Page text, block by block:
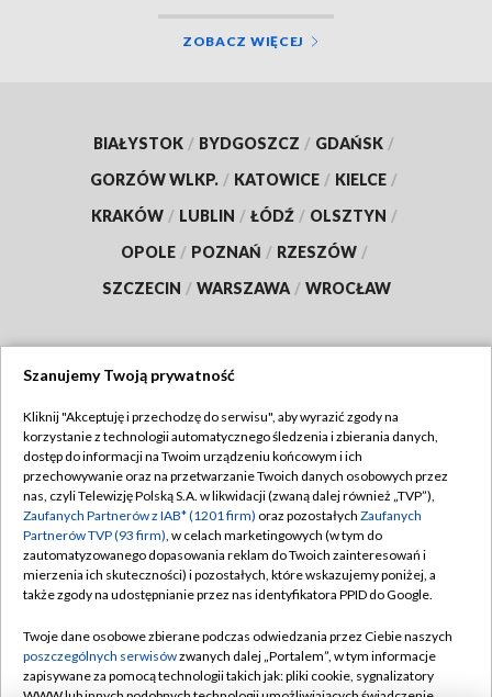
ZOBACZ WIĘCEJ
BIAŁYSTOK / BYDGOSZCZ / GDAŃSK /
GORZÓW WLKP. / KATOWICE / KIELCE /
KRAKÓW / LUBLIN / ŁÓDŹ / OLSZTYN /
OPOLE / POZNAŃ / RZESZÓW /
SZCZECIN / WARSZAWA / WROCŁAW
TVP
Abonament TVP
Emisja w TVP
Centrum informacji TVP
Naziemna Telewizja Cyfrowa
Rada Programowa
System NOS
Regulamin TVP
Polityka prywatności
Moje zgody
Pomoc
Kontakt
Szanujemy Twoją prywatność
Kliknij "Akceptuję i przechodzę do serwisu", aby wyrazić zgody na
korzystanie z technologii automatycznego śledzenia i zbierania danych,
dostęp do informacji na Twoim urządzeniu końcowym i ich
przechowywanie oraz na przetwarzanie Twoich danych osobowych przez
nas, czyli Telewizję Polską S.A. w likwidacji (zwaną dalej również „TVP”),
Zaufanych Partnerów z IAB* (1201 firm) oraz pozostałych Zaufanych
Partnerów TVP (93 firm), w celach marketingowych (w tym do
zautomatyzowanego dopasowania reklam do Twoich zainteresowań i
mierzenia ich skuteczności) i pozostałych, które wskazujemy poniżej, a
także zgody na udostępnianie przez nas identyfikatora PPID do Google.
Twoje dane osobowe zbierane podczas odwiedzania przez Ciebie naszych
poszczególnych serwisówzwanych dalej „Portalem”, w tym informacje
zapisywane za pomocą technologii takich jak: pliki cookie, sygnalizatory